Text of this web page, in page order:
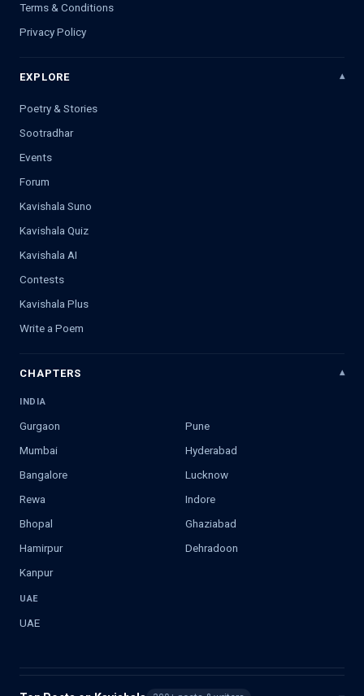
Terms & Conditions
Privacy Policy
EXPLORE
Poetry & Stories
Sootradhar
Events
Forum
Kavishala Suno
Kavishala Quiz
Kavishala AI
Contests
Kavishala Plus
Write a Poem
CHAPTERS
INDIA
Gurgaon
Pune
Mumbai
Hyderabad
Bangalore
Lucknow
Rewa
Indore
Bhopal
Ghaziabad
Hamirpur
Dehradoon
Kanpur
UAE
UAE